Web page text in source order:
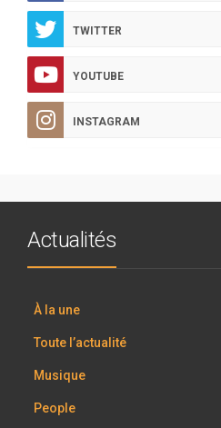
TWITTER
YOUTUBE
INSTAGRAM
Actualités
À la une
Toute l’actualité
Musique
People